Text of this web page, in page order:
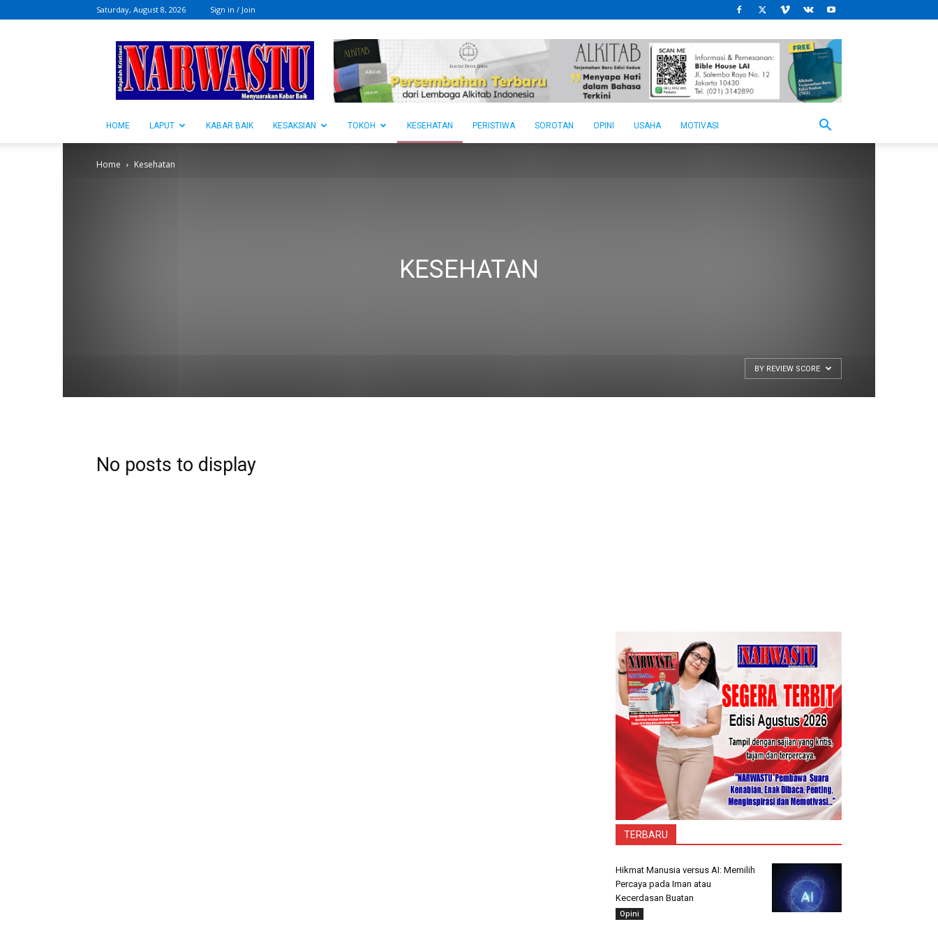
Saturday, August 8, 2026 Sign in / Join
NARWASTU.ID
HOME LAPUT KABAR BAIK KESAKSIAN TOKOH KESEHATAN PERISTIWA SOROTAN OPINI USAHA MOTIVASI
Home Kesehatan
KESEHATAN
BY REVIEW SCORE
No posts to display
TERBARU
Hikmat Manusia versus AI: Memilih
Percaya pada Iman atau
Kecerdasan Buatan
Opini